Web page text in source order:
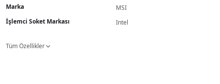
Marka
MSI
İşlemci Soket Markası
Intel
Tüm Özellikler